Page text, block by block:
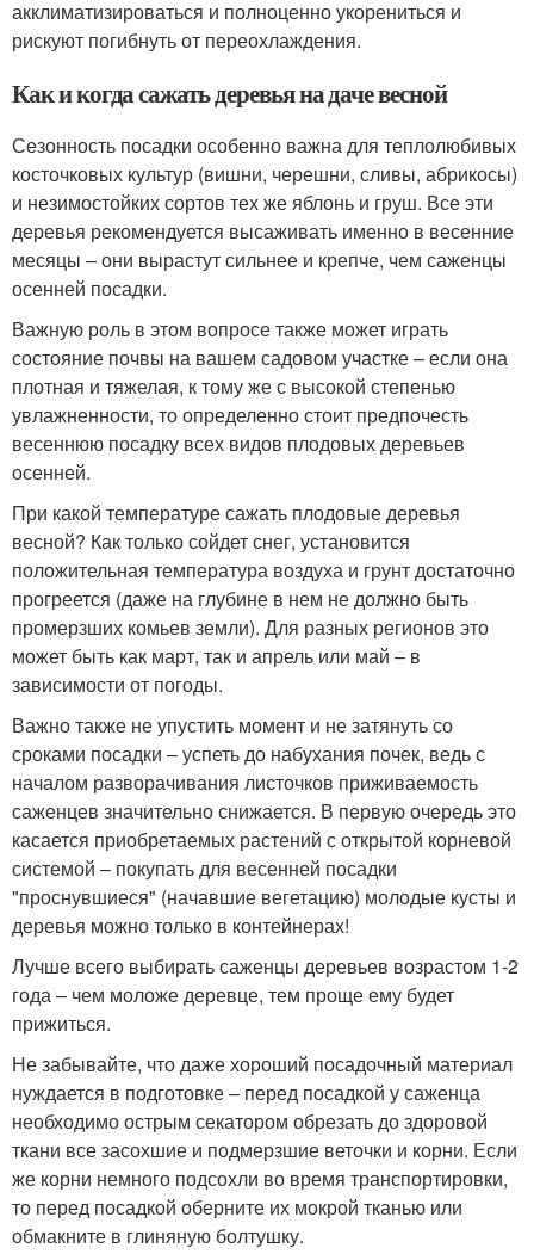
акклиматизироваться и полноценно укорениться и
рискуют погибнуть от переохлаждения.
Как и когда сажать деревья на даче весной
Сезонность посадки особенно важна для теплолюбивых
косточковых культур (вишни, черешни, сливы, абрикосы)
и незимостойких сортов тех же яблонь и груш. Все эти
деревья рекомендуется высаживать именно в весенние
месяцы – они вырастут сильнее и крепче, чем саженцы
осенней посадки.
Важную роль в этом вопросе также может играть
состояние почвы на вашем садовом участке – если она
плотная и тяжелая, к тому же с высокой степенью
увлажненности, то определенно стоит предпочесть
весеннюю посадку всех видов плодовых деревьев
осенней.
При какой температуре сажать плодовые деревья
весной? Как только сойдет снег, установится
положительная температура воздуха и грунт достаточно
прогреется (даже на глубине в нем не должно быть
промерзших комьев земли). Для разных регионов это
может быть как март, так и апрель или май – в
зависимости от погоды.
Важно также не упустить момент и не затянуть со
сроками посадки – успеть до набухания почек, ведь с
началом разворачивания листочков приживаемость
саженцев значительно снижается. В первую очередь это
касается приобретаемых растений с открытой корневой
системой – покупать для весенней посадки
"проснувшиеся" (начавшие вегетацию) молодые кусты и
деревья можно только в контейнерах!
Лучше всего выбирать саженцы деревьев возрастом 1-2
года – чем моложе деревце, тем проще ему будет
прижиться.
Не забывайте, что даже хороший посадочный материал
нуждается в подготовке – перед посадкой у саженца
необходимо острым секатором обрезать до здоровой
ткани все засохшие и подмерзшие веточки и корни. Если
же корни немного подсохли во время транспортировки,
то перед посадкой оберните их мокрой тканью или
обмакните в глиняную болтушку.